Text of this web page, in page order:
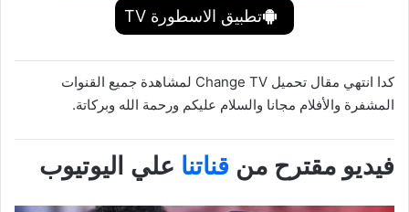
تطبيق الاسطورة TV
كدا انتهي مقال تحميل Change TV لمشاهدة جميع القنوات
المشفرة والأفلام مجانا والسلام عليكم ورحمة الله وبركاتة.
فيديو مقترح من قناتنا علي اليوتيوب